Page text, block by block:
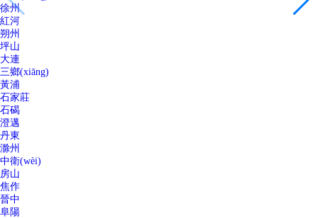
徐州
紅河
朔州
坪山
大連
三鄉(xiāng)
黃浦
石家莊
石碣
澄邁
丹東
滁州
中衛(wèi)
房山
焦作
晉中
阜陽